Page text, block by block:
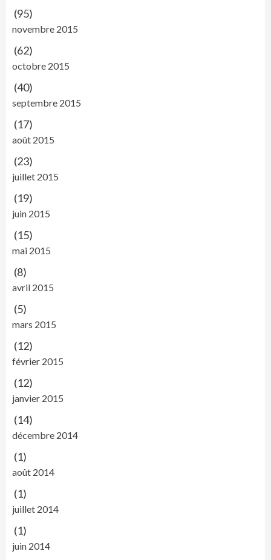
(95)
novembre 2015
(62)
octobre 2015
(40)
septembre 2015
(17)
août 2015
(23)
juillet 2015
(19)
juin 2015
(15)
mai 2015
(8)
avril 2015
(5)
mars 2015
(12)
février 2015
(12)
janvier 2015
(14)
décembre 2014
(1)
août 2014
(1)
juillet 2014
(1)
juin 2014